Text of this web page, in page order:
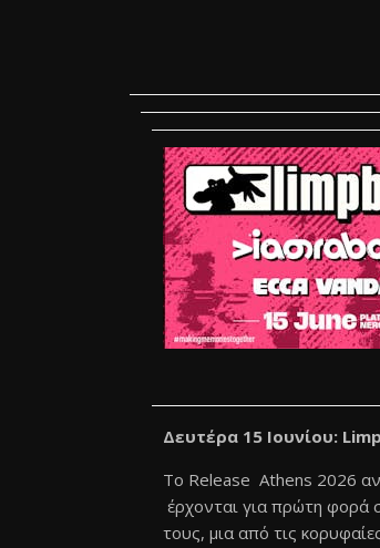
Δευτέρα 15 Ιουνίου:
Το Release Athens 2026
έρχονται για πρώτη φορά
τους, μια από τις